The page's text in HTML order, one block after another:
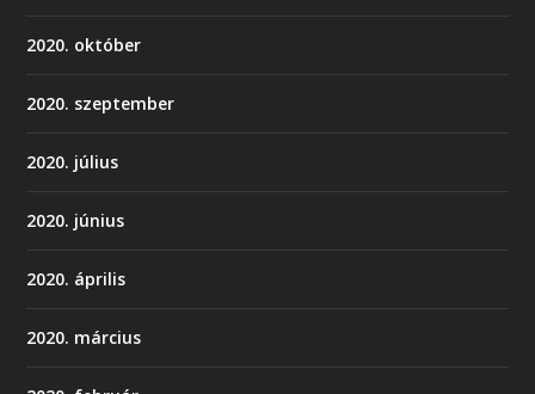
2020. október
2020. szeptember
2020. július
2020. június
2020. április
2020. március